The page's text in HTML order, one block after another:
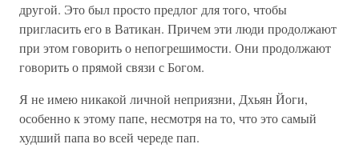
другой. Это был просто предлог для того, чтобы
пригласить его в Ватикан. Причем эти люди продолжают
при этом говорить о непогрешимости. Они продолжают
говорить о прямой связи с Богом.
Я не имею никакой личной неприязни, Дхьян Йоги,
особенно к этому папе, несмотря на то, что это самый
худший папа во всей череде пап.